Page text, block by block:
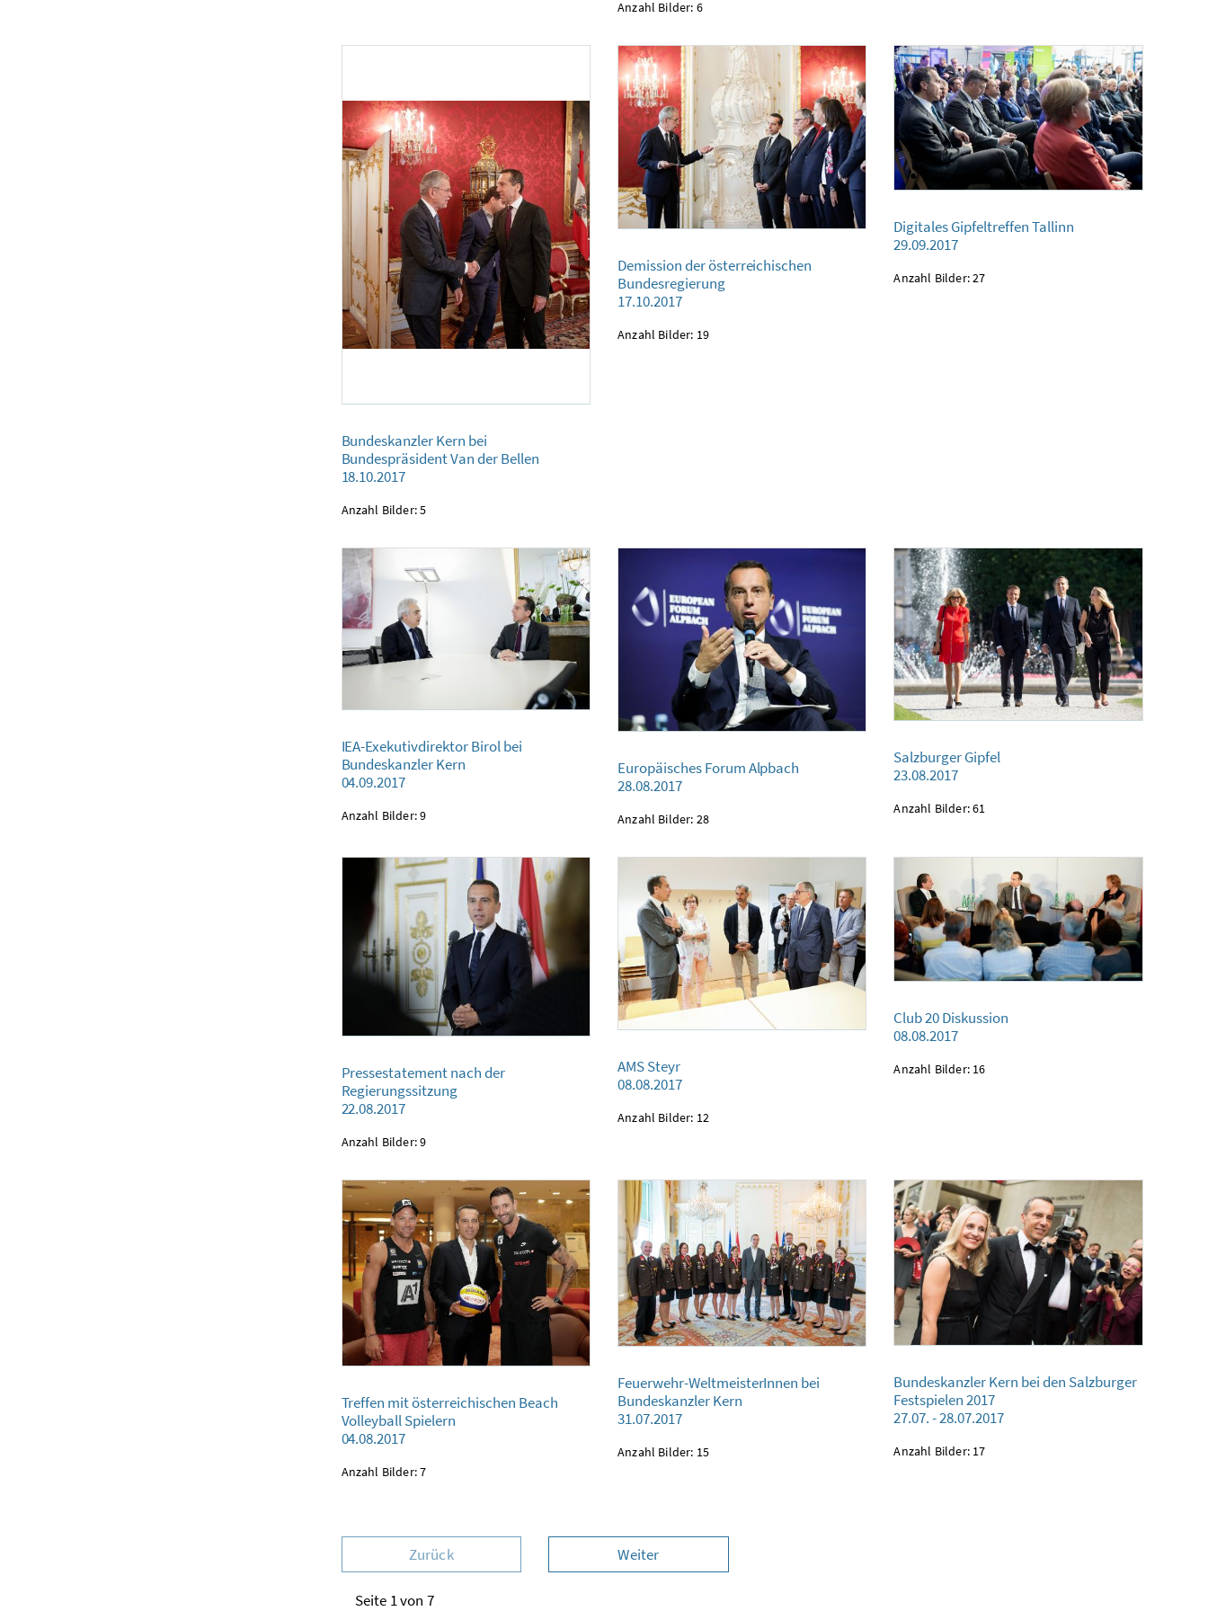
Anzahl Bilder: 6
18.10.2017
Bundeskanzler Kern bei
Bundespräsident Van der Bellen
18.10.2017
Anzahl Bilder: 5
17.10.2017
Demission der österreichischen
Bundesregierung
17.10.2017
Anzahl Bilder: 19
29.09.2017
Digitales Gipfeltreffen Tallinn
29.09.2017
Anzahl Bilder: 27
04.09.2017
IEA-Exekutivdirektor Birol bei
Bundeskanzler Kern
04.09.2017
Anzahl Bilder: 9
28.08.2017
Europäisches Forum Alpbach
28.08.2017
Anzahl Bilder: 28
23.08.2017
Salzburger Gipfel
23.08.2017
Anzahl Bilder: 61
22.08.2017
Pressestatement nach der
Regierungssitzung
22.08.2017
Anzahl Bilder: 9
08.08.2017
AMS Steyr
08.08.2017
Anzahl Bilder: 12
08.08.2017
Club 20 Diskussion
08.08.2017
Anzahl Bilder: 16
04.08.2017
Treffen mit österreichischen Beach
Volleyball Spielern
04.08.2017
Anzahl Bilder: 7
31.07.2017
Feuerwehr-WeltmeisterInnen bei
Bundeskanzler Kern
31.07.2017
Anzahl Bilder: 15
27.07. - 28.07.2017
Bundeskanzler Kern bei den Salzburger
Festspielen 2017
27.07. - 28.07.2017
Anzahl Bilder: 17
Zurück Weiter
Seite 1 von 7